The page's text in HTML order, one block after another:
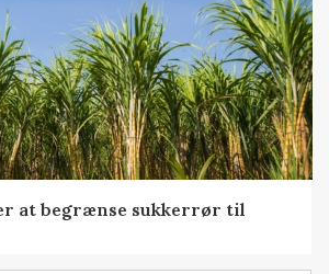
at begrænse sukkerrør til